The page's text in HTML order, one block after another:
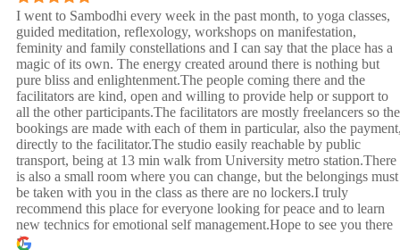
I went to Sambodhi every week in the past month, to yoga classes,
guided meditation, reflexology, workshops on manifestation,
feminity and family constellations and I can say that the place has a
magic of its own. The energy created around there is nothing but
pure bliss and enlightenment.The people coming there and the
facilitators are kind, open and willing to provide help or support to
all the other participants.The facilitators are mostly freelancers so the
bookings are made with each of them in particular, also the
directly to the facilitator.The studio easily reachable by public
transport, being at 13 min walk from University metro station.There
is also a small room where you can change, but the belongings must
be taken with you in the class as there are no lockers.I truly
recommend this place for everyone looking for peace and to learn
new technics for emotional self management.Hope to see you there
:)